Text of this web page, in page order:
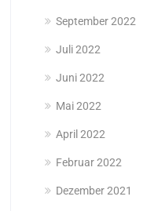
September 2022
Juli 2022
Juni 2022
Mai 2022
April 2022
Februar 2022
Dezember 2021